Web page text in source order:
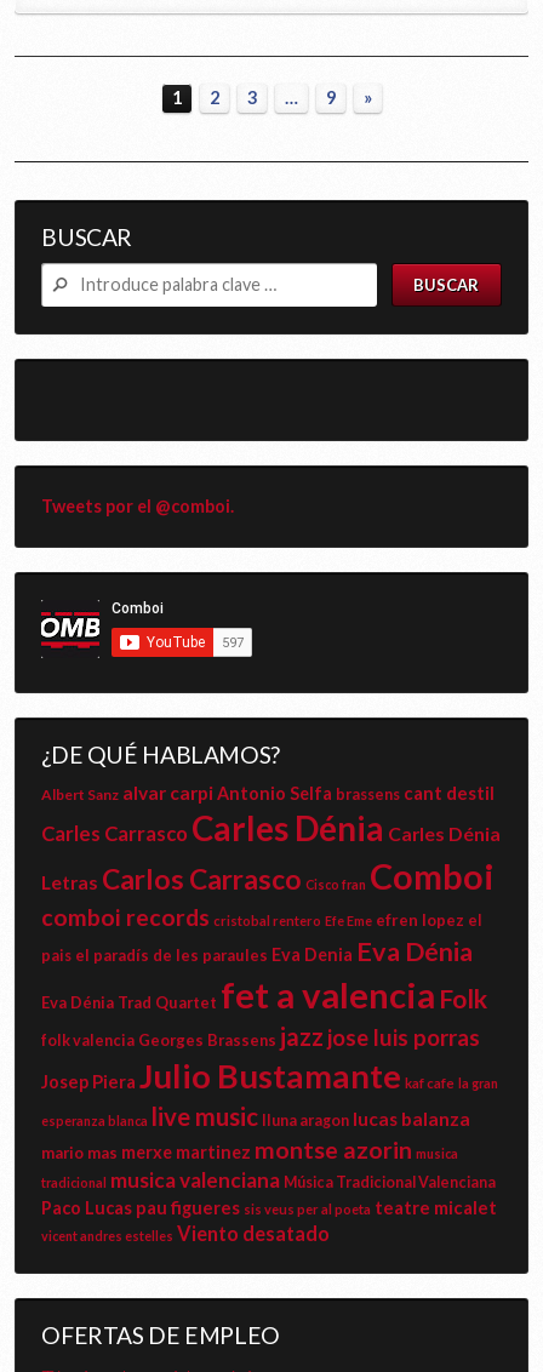
1 2 3 … 9 »
BUSCAR
Tweets por el @comboi.
¿DE QUÉ HABLAMOS?
Albert Sanz alvar carpiAntonio Selfa brassens cant destil
Carles Carrasco Carles Dénia Carles Dénia
Letras Carlos Carrasco Cisco fran Comboi
comboi records cristobal rentero Efe Eme efren lopez el
pais el paradís de les paraules Eva Denia Eva Dénia
Eva Dénia Trad Quartet fet a valencia Folk
folk valencia Georges Brassens jazz jose luis porras
Josep Piera Julio Bustamante kaf cafe la gran
esperanza blanca live music lluna aragon lucas balanza
mario mas merxe martinez montse azorin musica
tradicional musica valenciana Música Tradicional Valenciana
Paco Lucas pau figueres sis veus per al poeta teatre micalet
vicent andres estelles Viento desatado
OFERTAS DE EMPLEO